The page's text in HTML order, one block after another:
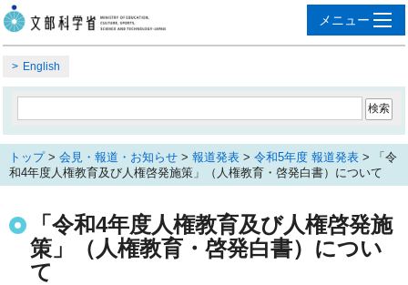
English
トップ> 会見・報道・お知らせ > 報道発表 > 令和5年度 報道発表 > 「令
和4年度人権教育及び人権啓発施策」（人権教育・啓発白書）について
「令和4年度人権教育及び人権啓発施
策」（人権教育・啓発白書）につい
て